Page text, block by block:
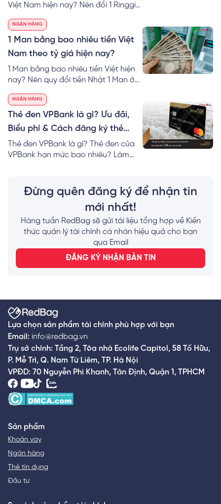
Việt Nam hiện nay? Nên đổi 1 Ringgit
Malaysia bằng bao nhiêu tiền Việt tại
40 ngân hàng.
NGÂN HÀNG
1 Man bằng bao nhiêu tiền Việt
Nam theo tỷ giá hiện nay?
1 Man bằng bao nhiêu tiền Việt hiện
nay? Nên quy đổi tiền Nhật 1 Man ở
nơi đổi 1 Man VND hôm nay giá tốt
nhất!
NGÂN HÀNG
Thẻ đen VPBank là gì? Ưu đãi,
Biểu phí & Cách đăng ký thẻ
Online
Thẻ đen VPBank là gì? Thẻ đen của
VPBank hạn mức bao nhiêu? Làm
đen của VPBank nhanh nhất!
Đừng quên đăng ký để nhận tin
mới nhất!
Hàng tuần RedBag sẽ gửi tài liệu tổng hợp về Kiến
thức quản lý tài chính cá nhân hiệu quả cho bạn
qua Email
ĐĂNG KÝ NHẬN BẢN TIN
Lựa chọn sản phẩm tài chính phù hợp với bạn
Email: info@redbag.vn
Trụ sở chính: Tầng 2, Tòa nhà Ecolife Capitol, 58 Tố Hữu,
P. Mễ Trì, Q. Nam Từ Liêm, TP. Hà Nội
VPĐD: 70 Nguyễn Phi Khanh, Tân Định, Quận 1, TPHCM
Sản phẩm
Khoản vay
Ngân hàng
Thẻ tín dụng
Đầu tư